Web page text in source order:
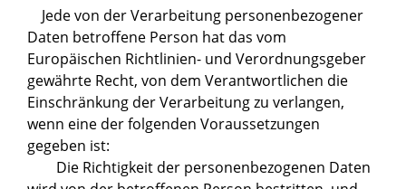
Jede von der Verarbeitung personenbezogener
Daten betroffene Person hat das vom
Europäischen Richtlinien- und Verordnungsgeber
gewährte Recht, von dem Verantwortlichen die
Einschränkung der Verarbeitung zu verlangen,
wenn eine der folgenden Voraussetzungen
gegeben ist:
Die Richtigkeit der personenbezogenen Daten